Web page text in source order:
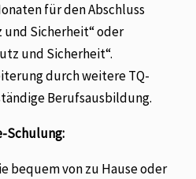
für den Abschluss
und Sicherheit“ oder
und Sicherheit“.
durch weitere TQ-
Berufsausbildung.
Schulung:
bequem von zu Hause oder